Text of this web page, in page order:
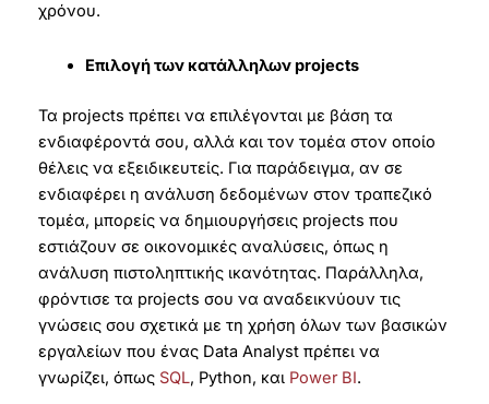
χρόνου.
Επιλογή των κατάλληλων projects
Τα projects πρέπει να επιλέγονται με βάση τα
ενδιαφέροντά σου, αλλά και τον τομέα στον οποίο
θέλεις να εξειδικευτείς. Για παράδειγμα, αν σε
ενδιαφέρει η ανάλυση δεδομένων στον τραπεζικό
τομέα, μπορείς να δημιουργήσεις projects που
εστιάζουν σε οικονομικές αναλύσεις, όπως η
ανάλυση πιστοληπτικής ικανότητας. Παράλληλα,
φρόντισε τα projects σου να αναδεικνύουν τις
γνώσεις σου σχετικά με τη χρήση όλων των βασικών
εργαλείων που ένας Data Analyst πρέπει να
γνωρίζει, όπως SQL, Python, και Power BI.